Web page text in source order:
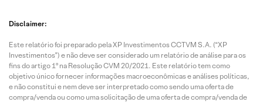
Disclaimer:
Este relatório foi preparado pela XP Investimentos CCTVM S.A. (“XP
Investimentos”) e não deve ser considerado um relatório de análise para os
fins do artigo 1º na Resolução CVM 20/2021. Este relatório tem como
objetivo único fornecer informações macroeconômicas e análises políticas,
e não constitui e nem deve ser interpretado como sendo uma oferta de
compra/venda ou como uma solicitação de uma oferta de compra/venda de